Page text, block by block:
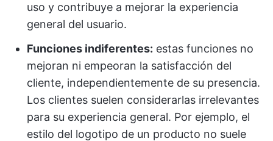
uso y contribuye a mejorar la experiencia
general del usuario.
Funciones indiferentes: estas funciones no
mejoran ni empeoran la satisfacción del
cliente, independientemente de su presencia.
Los clientes suelen considerarlas irrelevantes
para su experiencia general. Por ejemplo, el
estilo del logotipo de un producto no suele